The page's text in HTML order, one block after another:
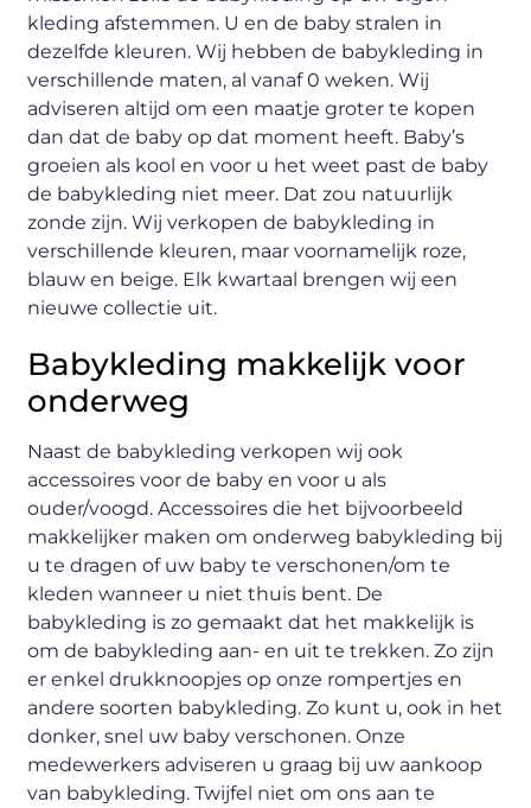
kleding afstemmen. U en de baby stralen in
dezelfde kleuren. Wij hebben de babykleding in
verschillende maten, al vanaf 0 weken. Wij
adviseren altijd om een maatje groter te kopen
dan dat de baby op dat moment heeft. Baby’s
groeien als kool en voor u het weet past de baby
de babykleding niet meer. Dat zou natuurlijk
zonde zijn. Wij verkopen de babykleding in
verschillende kleuren, maar voornamelijk roze,
blauw en beige. Elk kwartaal brengen wij een
nieuwe collectie uit.
Babykleding makkelijk voor
onderweg
Naast de babykleding verkopen wij ook
accessoires voor de baby en voor u als
ouder/voogd. Accessoires die het bijvoorbeeld
makkelijker maken om onderweg babykleding bij
u te dragen of uw baby te verschonen/om te
kleden wanneer u niet thuis bent. De
babykleding is zo gemaakt dat het makkelijk is
om de babykleding aan- en uit te trekken. Zo zijn
er enkel drukknoopjes op onze rompertjes en
andere soorten babykleding. Zo kunt u, ook in het
donker, snel uw baby verschonen. Onze
medewerkers adviseren u graag bij uw aankoop
van babykleding. Twijfel niet om ons aan te